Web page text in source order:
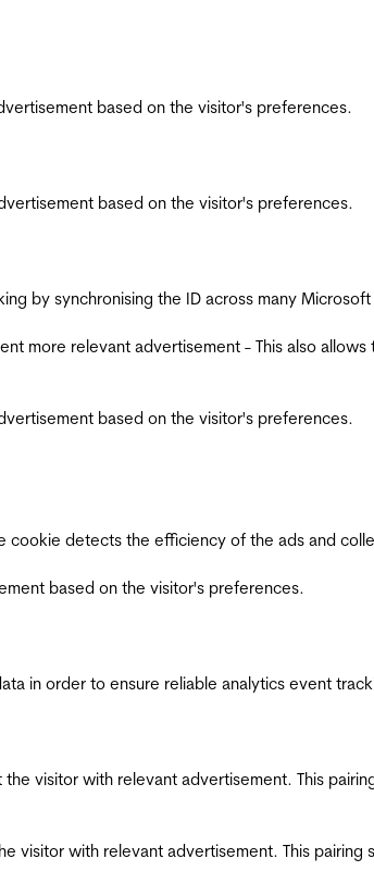
based on the visitor's preferences.
based on the visitor's preferences.
by synchronising the ID across many
more relevant advertisement - This also
based on the visitor's preferences.
detects the efficiency of the ads and
based on the visitor's preferences.
in order to ensure reliable analytics event
visitor with relevant advertisement. This
visitor with relevant advertisement. This